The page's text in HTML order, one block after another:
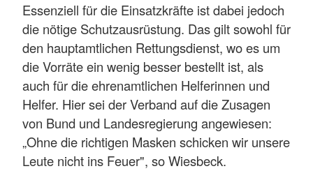
Essenziell für die Einsatzkräfte ist dabei jedoch
die nötige Schutzausrüstung. Das gilt sowohl für
den hauptamtlichen Rettungsdienst, wo es um
die Vorräte ein wenig besser bestellt ist, als
auch für die ehrenamtlichen Helferinnen und
Helfer. Hier sei der Verband auf die Zusagen
von Bund und Landesregierung angewiesen:
„Ohne die richtigen Masken schicken wir unsere
Leute nicht ins Feuer", so Wiesbeck.